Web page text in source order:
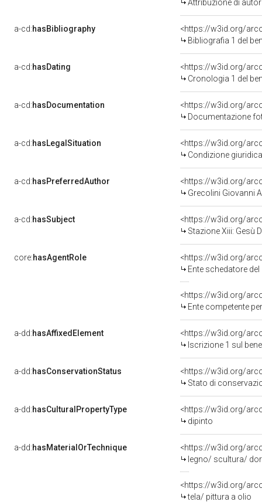
Attribuzione di
a-cd:hasBibliography
<https://w3id.org/
Bibliografia 1 del
a-cd:hasDating
<https://w3id.org/
Cronologia 1 del
a-cd:hasDocumentation
Documentazione
a-cd:hasLegalSituation
Condizione
a-cd:hasPreferredAuthor
<https://w3id.org/
Grecolini Giovanni
a-cd:hasSubject
<https://w3id.org/
Stazione Xiii: Gesù
core:hasAgentRole
<https://w3id.org/
Ente schedatore
<https://w3id.org/
Ente competente per
a-dd:hasAffixedElement
<https://w3id.org/
Iscrizione 1 sul
a-dd:hasConservationStatus
<https://w3id.org/
Stato di
a-dd:hasCulturalPropertyType
<https://w3id.org/
dipinto
a-dd:hasMaterialOrTechnique
<https://w3id.org/
legno/ scultura/
<https://w3id.org/
tela/ pittura a olio